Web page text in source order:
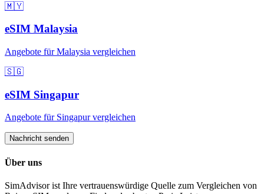
🇲🇾
eSIM Malaysia
Angebote fürMalaysia vergleichen
🇸🇬
eSIM Singapur
Angebote für Singapurvergleichen
Nachricht senden
Über uns
SimAdvisor ist Ihre vertrauenswürdige Quelle zum Vergleichen von